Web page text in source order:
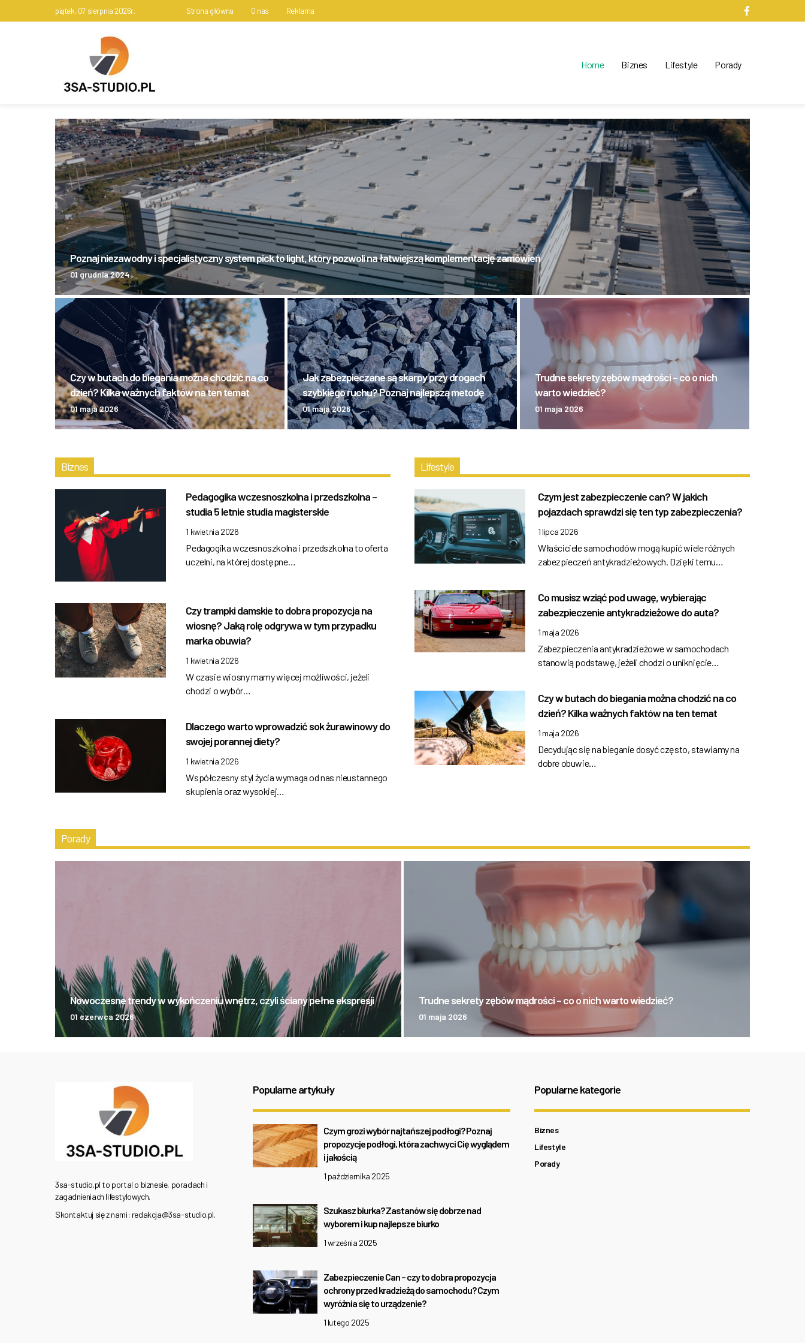
piątek, 07 sierpnia 2026r. Strona główna O nas Reklama
Home Biznes Lifestyle Porady
Poznaj niezawodny i specjalistyczny system pick to light, który pozwoli na łatwiejszą komplementację zamówień
01 grudnia 2024
Czy w butach do biegania można chodzić na co
dzień? Kilka ważnych faktów na ten temat
01 maja 2026
Jak zabezpieczane są skarpy przy drogach
szybkiego ruchu? Poznaj najlepszą metodę
01 maja 2026
Trudne sekrety zębów mądrości – co o nich
warto wiedzieć?
01 maja 2026
Biznes
Pedagogika wczesnoszkolna i przedszkolna –
studia 5 letnie studia magisterskie
1 kwietnia 2026
Pedagogika wczesnoszkolna i przedszkolna to oferta
uczelni, na której dostępne…
Czy trampki damskie to dobra propozycja na
wiosnę? Jaką rolę odgrywa w tym przypadku
marka obuwia?
1 kwietnia 2026
W czasie wiosny mamy więcej możliwości, jeżeli
chodzi o wybór…
Dlaczego warto wprowadzić sok żurawinowy do
swojej porannej diety?
1 kwietnia 2026
Współczesny styl życia wymaga od nas nieustannego
skupienia oraz wysokiej…
Lifestyle
Czym jest zabezpieczenie can? W jakich
pojazdach sprawdzi się ten typ zabezpieczenia?
1 lipca 2026
Właściciele samochodów mogą kupić wiele różnych
zabezpieczeń antykradzieżowych. Dzięki temu…
Co musisz wziąć pod uwagę, wybierając
zabezpieczenie antykradzieżowe do auta?
1 maja 2026
Zabezpieczenia antykradzieżowe w samochodach
stanowią podstawę, jeżeli chodzi o uniknięcie…
Czy w butach do biegania można chodzić na co
dzień? Kilka ważnych faktów na ten temat
1 maja 2026
Decydując się na bieganie dosyć często, stawiamy na
dobre obuwie…
Porady
Nowoczesne trendy w wykończeniu wnętrz, czyli ściany pełne ekspresji
01 czerwca 2026
Trudne sekrety zębów mądrości – co o nich warto wiedzieć?
01 maja 2026
3sa-studio.pl to portal o biznesie, poradach i
zagadnieniach lifestylowych.
Skontaktuj się z nami: redakcja@3sa-studio.pl.
Popularne artykuły
Czym grozi wybór najtańszej podłogi? Poznaj
propozycje podłogi, która zachwyci Cię wyglądem
i jakością
1 października 2025
Szukasz biurka? Zastanów się dobrze nad
wyborem i kup najlepsze biurko
1 września 2025
Zabezpieczenie Can – czy to dobra propozycja
ochrony przed kradzieżą do samochodu? Czym
wyróżnia się to urządzenie?
1 lutego 2025
Popularne kategorie
Biznes
Lifestyle
Porady